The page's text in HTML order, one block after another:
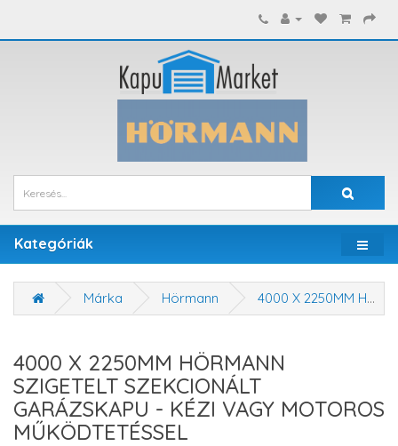
Kategóriák
Márka Hörmann 4000 X 2250MM HÖRMANN SZIGETELT SZEKCIONÁLT GARÁZSKAPU - KÉZI VAGY MOTOROS MŰKÖDTETÉSSEL
4000 X 2250MM HÖRMANN
SZIGETELT SZEKCIONÁLT
GARÁZSKAPU - KÉZI VAGY MOTOROS
MŰKÖDTETÉSSEL